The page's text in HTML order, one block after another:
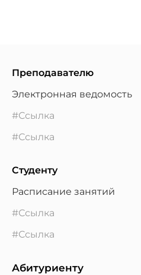
Преподавателю
Электронная ведомость
#Ссылка
#Ссылка
Студенту
Расписание занятий
#Ссылка
#Ссылка
Абитуриенту